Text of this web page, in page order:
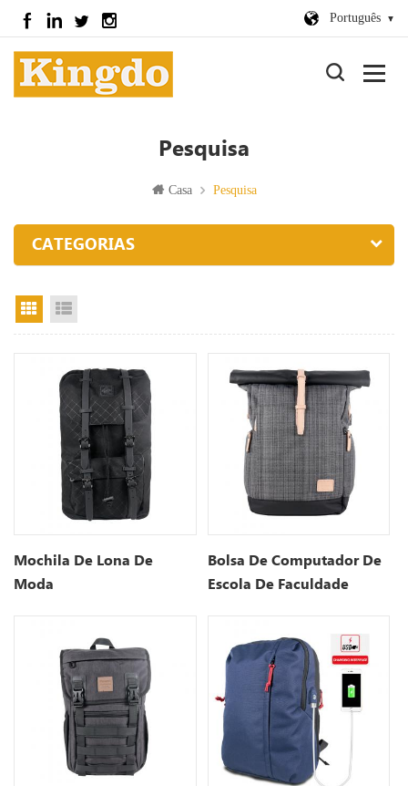
Português
Pesquisa
Casa Pesquisa
CATEGORIAS
visão de grade
Mochila De Lona De
Moda
Bolsa De Computador De
Escola De Faculdade